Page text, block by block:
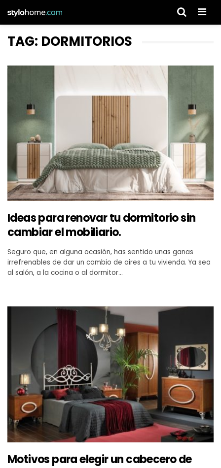
TAG: DORMITORIOS
Ideas para renovar tu dormitorio sin
cambiar el mobiliario.
Seguro que, en alguna ocasión, has sentido unas ganas
irrefrenables de dar un cambio de aires a tu vivienda. Ya sea
al salón, a la cocina o al dormitor…
Motivos para elegir un cabecero de